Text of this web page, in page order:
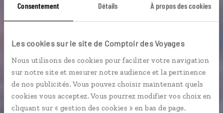
Consentement Détails À propos des cookies
Les cookies sur le site de Comptoir des Voyages
Nous utilisons des cookies pour faciliter votre navigation
sur notre site et mesurer notre audience et la pertinence
de nos publicités. Vous pouvez choisir maintenant quels
cookies vous acceptez. Vous pourrez modifier vos choix en
cliquant sur « gestion des cookies » en bas de page.
Minarets et
cheminées de fées
Séjour combiné Cappadoce et Istanbul.
Voyager à l’essentiel